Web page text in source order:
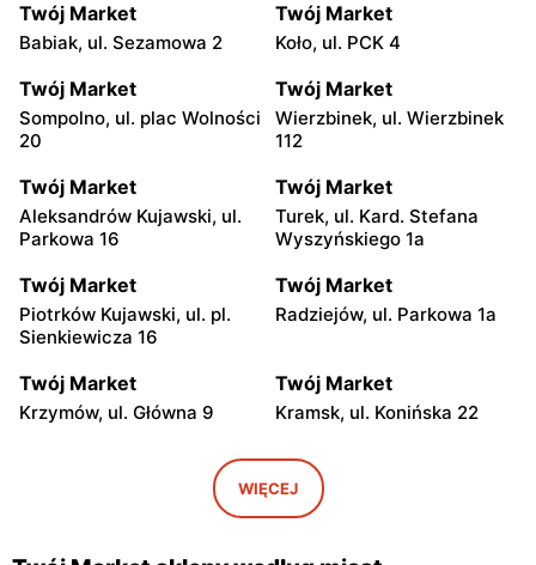
Twój Market
Babiak, ul. Sezamowa 2
Twój Market
Koło, ul. PCK 4
Twój Market
Sompolno, ul. plac Wolności
20
Twój Market
Wierzbinek, ul. Wierzbinek
112
Twój Market
Aleksandrów Kujawski, ul.
Parkowa 16
Twój Market
Turek, ul. Kard. Stefana
Wyszyńskiego 1a
Twój Market
Piotrków Kujawski, ul. pl.
Sienkiewicza 16
Twój Market
Radziejów, ul. Parkowa 1a
Twój Market
Krzymów, ul. Główna 9
Twój Market
Kramsk, ul. Konińska 22
Licheń Stary, ul. Konińska
Twój Market
Skulsk, ul. Konińska 4
Twój Market Twój Market
WIĘCEJ